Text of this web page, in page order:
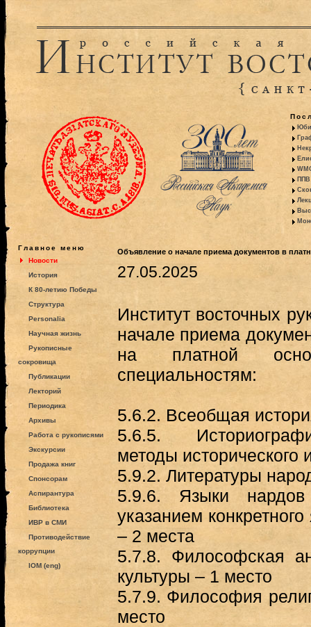
ППВ
Главное меню
Новости
История
К 80-летию Победы
Структура
Personalia
Научная жизнь
Рукописные
сокровища
Публикации
Лекторий
Периодика
Архивы
Работа с рукописями
Экскурсии
Продажа книг
Спонсорам
Аспирантура
Библиотека
ИВР в СМИ
Противодействие
коррупции
IOM (eng)
Объявление о начале приема документов в
27.05.2025
Институт восточных
начале приема
на платной
специальностям:
5.6.2. Всеобщая
5.6.5.
методы исторического
5.9.2. Литературы
5.9.6. Языки
указанием
– 2 места
5.7.8. Философская
культуры – 1 место
5.7.9. Философия
место